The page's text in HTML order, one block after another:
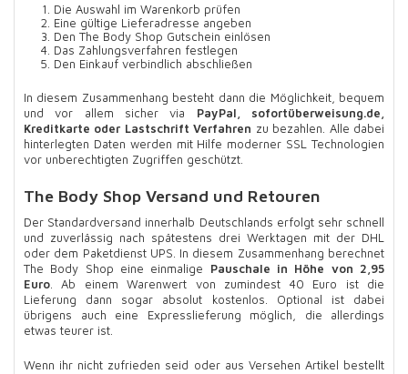
Die Auswahl im Warenkorb prüfen
Eine gültige Lieferadresse angeben
Den The Body Shop Gutschein einlösen
Das Zahlungsverfahren festlegen
Den Einkauf verbindlich abschließen
In diesem Zusammenhang besteht dann die Möglichkeit, bequem
und vor allem sicher via PayPal, sofortüberweisung.de,
Kreditkarte oder Lastschrift Verfahren zu bezahlen. Alle dabei
hinterlegten Daten werden mit Hilfe moderner SSL Technologien
vor unberechtigten Zugriffen geschützt.
The Body Shop Versand und Retouren
Der Standardversand innerhalb Deutschlands erfolgt sehr schnell
und zuverlässig nach spätestens drei Werktagen mit der DHL
oder dem Paketdienst UPS. In diesem Zusammenhang berechnet
The Body Shop eine einmalige Pauschale in Höhe von 2,95
Euro . Ab einem Warenwert von zumindest 40 Euro ist die
Lieferung dann sogar absolut kostenlos. Optional ist dabei
übrigens auch eine Expresslieferung möglich, die allerdings
etwas teurer ist.
Wenn ihr nicht zufrieden seid oder aus Versehen Artikel bestellt